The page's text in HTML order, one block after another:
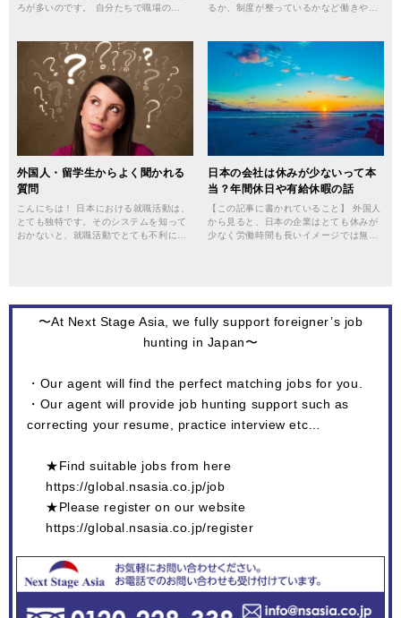
ろが多いのです。 自分たちで職場の…
るか、制度が整っているかなど働きや…
外国人・留学生からよく聞かれる
質問
こんにちは！ 日本における就職活動は、
とても独特です。そのシステムを知って
おかないと、就職活動でとても不利に…
日本の会社は休みが少ないって本
当？年間休日や有給休暇の話
【この記事に書かれていること】 外国人
から見ると、日本の企業はとても休みが
少なく労働時間も長いイメージでは無…
〜At Next Stage Asia, we fully support foreigner’s job
hunting in Japan〜
・Our agent will find the perfect matching jobs for you.
・Our agent will provide job hunting support such as
correcting your resume, practice interview etc…
★Find suitable jobs from here
https://global.nsasia.co.jp/job
★Please register on our website
https://global.nsasia.co.jp/register